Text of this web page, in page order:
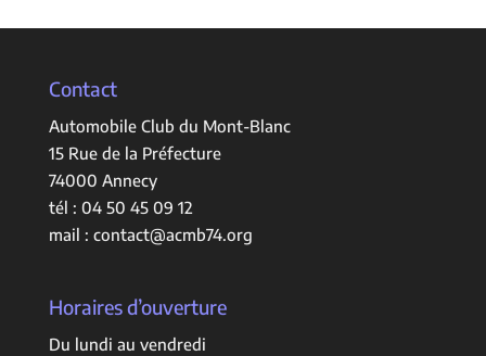
Contact
Automobile Club du Mont-Blanc
15 Rue de la Préfecture
74000 Annecy
tél : 04 50 45 09 12
mail : contact@acmb74.org
Horaires d’ouverture
Du lundi au vendredi